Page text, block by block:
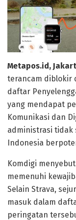
Metapos.id,
terancam diblokir
daftar
yang mendapat
Komunikasi dan
administrasi tidak
Indonesia
Komdigi
memenuhi
Selain Strava,
masuk dalam
peringatan